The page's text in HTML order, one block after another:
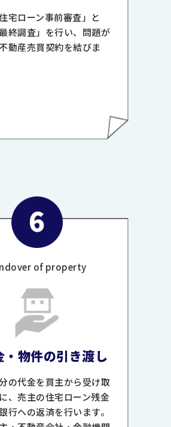
宅ローン事前審査」と
最終調査」を行い、問題が
動産売買契約を結びま
of property
・物件の引き渡し
の代金を買主から受け取
、売主の住宅ローン残金
行への返済を行います。